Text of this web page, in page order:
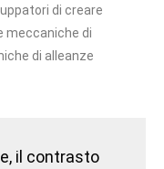
di creare
meccaniche di
di alleanze
il contrasto